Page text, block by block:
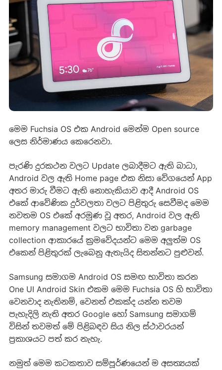
මෙම Fuchsia OS එක Android මෙන්ම Open source
ලෙස නිර්මාණය කෙරෙනවා.
පැරණි දුරකථන වලට Update ලබාදීමට ඇති බාධා,
Android වල ඇති Home page එක නිසා වේගයෙන් App
අතර මාරු වීමට ඇති නොහැකියාව ආදී Android OS
එකේ ආවේණික දුර්වලතා වලට පිළිතුරු සෙවීමද මෙම
නවතම OS එකේ අරමුණ වූ අතර, Android වල ඇති
memory management වලට භාවිතා වන garbage
collection ආකාරයේ ක්‍රමවේදයන්ට මෙම අලුත්ම OS
එකෙන් පිළිතුරක් ලැබෙනු ඇතැයිද සිතන්නට පුළුවන්.
Samsung සමාගම Android OS සමඟ භාවිතා කරන
One UI Android Skin එකම මෙම Fuchsia OS හි භාවිතා
වෙනවාද නැතිනම්, වෙනත් එකක්ද යන්න තවම
පැහැදිලි නැති අතර Google හෝ Samsung සමාගම්
විසින් තවමත් මේ පිළිබඳව සිය නිල ස්ථාවරයන්
ප්‍රකාශයට පත් කර නැහැ.
නමුත් මෙම කටකතාව සම්පූර්ණයෙන් ම අසත්‍යයක්